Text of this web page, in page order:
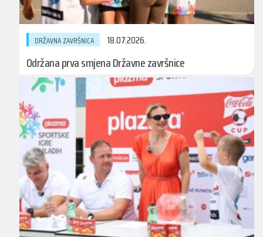
DRŽAVNA ZAVRŠNICA 18.07.2026.
Održana prva smjena Državne završnice